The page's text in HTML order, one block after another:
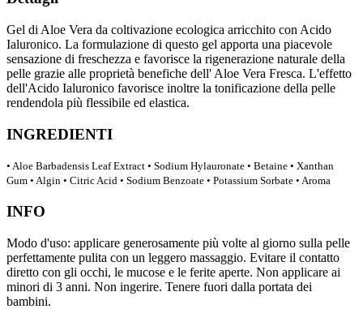
Gel di Aloe Vera da coltivazione ecologica arricchito con Acido
Ialuronico. La formulazione di questo gel apporta una piacevole
sensazione di freschezza e favorisce la rigenerazione naturale della
pelle grazie alle proprietà benefiche dell' Aloe Vera Fresca. L'effetto
dell'Acido Ialuronico favorisce inoltre la tonificazione della pelle
rendendola più flessibile ed elastica.
INGREDIENTI
• Aloe Barbadensis Leaf Extract • Sodium Hylauronate • Betaine • Xanthan
Gum • Algin • Citric Acid • Sodium Benzoate • Potassium Sorbate • Aroma
INFO
Modo d'uso: applicare generosamente più volte al giorno sulla pelle
perfettamente pulita con un leggero massaggio. Evitare il contatto
diretto con gli occhi, le mucose e le ferite aperte. Non applicare ai
minori di 3 anni. Non ingerire. Tenere fuori dalla portata dei
bambini.